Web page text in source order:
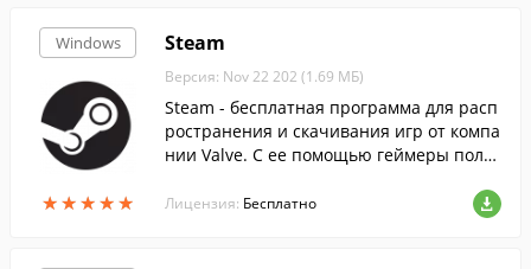
Windows
★★★★★
★★★★★
Steam
Версия: Nov 22 202 (1.69 МБ)
Steam - бесплатная программа для расп
ространения и скачивания игр от компа
нии Valve. С ее помощью геймеры полу
Лицензия: Бесплатно